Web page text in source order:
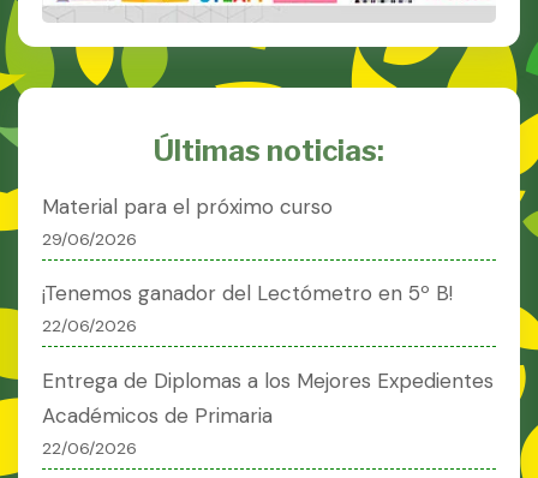
Últimas noticias:
Material para el próximo curso
29/06/2026
¡Tenemos ganador del Lectómetro en 5º B!
22/06/2026
Entrega de Diplomas a los Mejores Expedientes
Académicos de Primaria
22/06/2026